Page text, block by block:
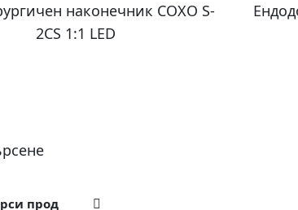
наконечник COXO S-
2CS 1:1 LED